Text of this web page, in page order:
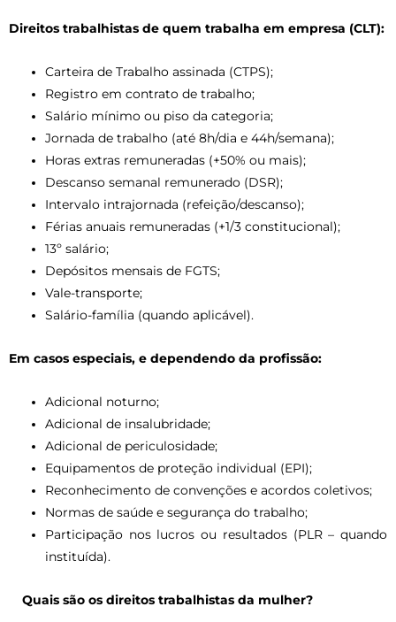
Direitos trabalhistas de quem trabalha em empresa (CLT):
Carteira de Trabalho assinada (CTPS);
Registro em contrato de trabalho;
Salário mínimo ou piso da categoria;
Jornada de trabalho (até 8h/dia e 44h/semana);
Horas extras remuneradas (+50% ou mais);
Descanso semanal remunerado (DSR);
Intervalo intrajornada (refeição/descanso);
Férias anuais remuneradas (+1/3 constitucional);
13º salário;
Depósitos mensais de FGTS;
Vale-transporte;
Salário-família (quando aplicável).
Em casos especiais, e dependendo da profissão:
Adicional noturno;
Adicional de insalubridade;
Adicional de periculosidade;
Equipamentos de proteção individual (EPI);
Reconhecimento de convenções e acordos coletivos;
Normas de saúde e segurança do trabalho;
Participação nos lucros ou resultados (PLR – quando
instituída).
Quais são os direitos trabalhistas da mulher?